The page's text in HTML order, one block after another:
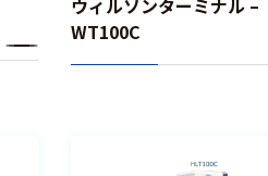
ウィルソンターミナル –
WT100C